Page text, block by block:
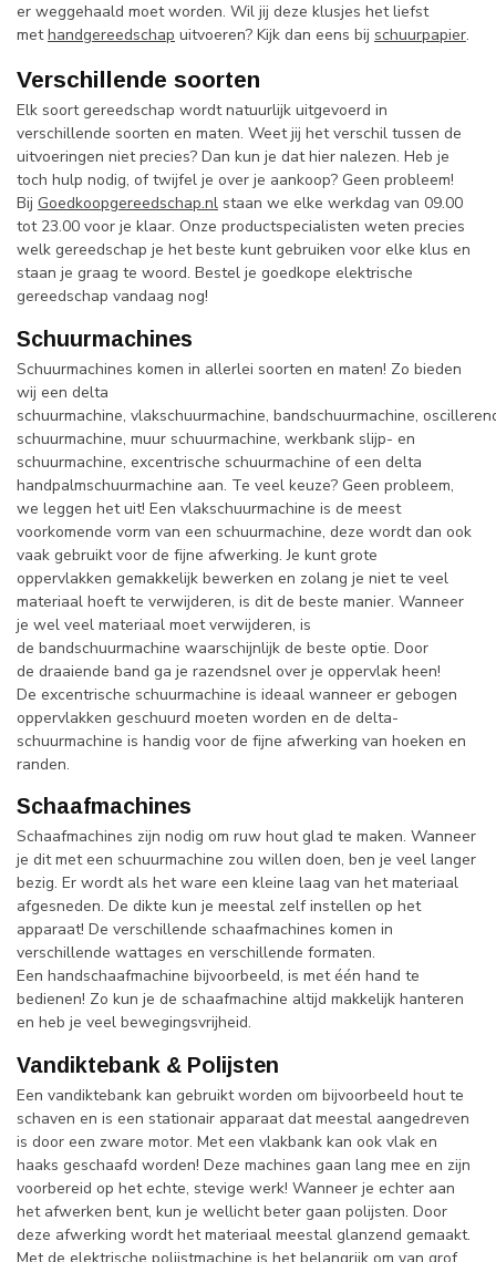
er weggehaald moet worden. Wil jij deze klusjes het liefst
methandgereedschap uitvoeren? Kijk dan eens bij schuurpapier.
Verschillende soorten
Elk soort gereedschap wordt natuurlijk uitgevoerd in
verschillende soorten en maten. Weet jij het verschil tussen de
uitvoeringen niet precies? Dan kun je dat hier nalezen. Heb je
toch hulp nodig, of twijfel je over je aankoop? Geen probleem!
Bij Goedkoopgereedschap.nl staan we elke werkdag van 09.00
tot 23.00 voor je klaar. Onze productspecialisten weten precies
welk gereedschap je het beste kunt gebruiken voor elke klus en
staan je graag te woord. Bestel je goedkope elektrische
gereedschap vandaag nog!
Schuurmachines
Schuurmachines komen in allerlei soorten en maten! Zo bieden
wij een delta
schuurmachine, vlakschuurmachine, bandschuurmachine,
schuurmachine, muur schuurmachine, werkbank slijp- en
schuurmachine, excentrische schuurmachine of een delta
handpalmschuurmachine aan. Te veel keuze? Geen probleem,
we leggen het uit! Een vlakschuurmachine is de meest
voorkomende vorm van een schuurmachine, deze wordt dan ook
vaak gebruikt voor de fijne afwerking. Je kunt grote
oppervlakken gemakkelijk bewerken en zolang je niet te veel
materiaal hoeft te verwijderen, is dit de beste manier. Wanneer
je wel veel materiaal moet verwijderen, is
de bandschuurmachine waarschijnlijk de beste optie. Door
de draaiende band ga je razendsnel over je oppervlak heen!
De excentrische schuurmachine is ideaal wanneer er gebogen
oppervlakken geschuurd moeten worden en de delta-
schuurmachine is handig voor de fijne afwerking van hoeken en
randen.
Schaafmachines
Schaafmachines zijn nodig om ruw hout glad te maken. Wanneer
je dit met een schuurmachine zou willen doen, ben je veel langer
bezig. Er wordt als het ware een kleine laag van het materiaal
afgesneden. De dikte kun je meestal zelf instellen op het
apparaat! De verschillende schaafmachines komen in
verschillende wattages en verschillende formaten.
Een handschaafmachine bijvoorbeeld, is met één hand te
bedienen! Zo kun je de schaafmachine altijd makkelijk hanteren
en heb je veel bewegingsvrijheid.
Vandiktebank & Polijsten
Een vandiktebank kan gebruikt worden om bijvoorbeeld hout te
schaven en is een stationair apparaat dat meestal aangedreven
is door een zware motor. Met een vlakbank kan ook vlak en
haaks geschaafd worden! Deze machines gaan lang mee en zijn
voorbereid op het echte, stevige werk! Wanneer je echter aan
het afwerken bent, kun je wellicht beter gaan polijsten. Door
deze afwerking wordt het materiaal meestal glanzend gemaakt.